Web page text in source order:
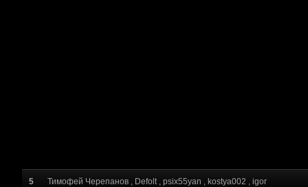
5 Тимофей Черепанов , Defolt , psix55yan , kostya002 , igor